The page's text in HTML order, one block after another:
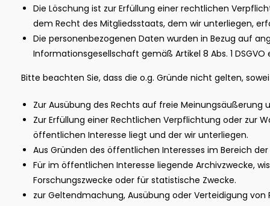
Die Löschung ist zur Erfüllung einer rechtlichen
dem Recht des Mitgliedsstaats, dem wir unterliegen,
Die personenbezogenen Daten wurden in Bezug auf
Informationsgesellschaft gemäß Artikel 8 Abs. 1 DSGVO
Bitte beachten Sie, dass die o.g. Gründe nicht gelten,
Zur Ausübung des Rechts auf freie Meinungsäußerung
Zur Erfüllung einer Rechtlichen Verpflichtung oder zur
öffentlichen Interesse liegt und der wir unterliegen.
Aus Gründen des öffentlichen Interesses im Bereich
Für im öffentlichen Interesse liegende Archivzwecke,
Forschungszwecke oder für statistische Zwecke.
zur Geltendmachung, Ausübung oder Verteidigung von